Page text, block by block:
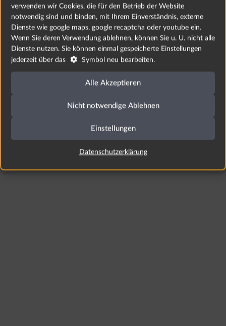
verwenden wir Cookies, die für den Betrieb der Website
notwendig sind und binden, mit Ihrem Einverständnis, externe
Dienste wie google maps, google recaptcha oder youtube ein.
Wenn Sie deren Verwendung ablehnen, können Sie u. U. nicht alle
Dienste nutzen. Sie können einmal gespeicherte Einstellungen
jederzeit über das
 Symbol neu bearbeiten.
Alle Akzeptieren
Nicht notwendige Ablehnen
Einstellungen
Datenschutzerklärung
über persönliche und sachliche Verhältnisse einer
bestimmten oder bestimmbaren natürlichen Person. Dies
können z. B. Name, Anschrift, Geburtsdatum, Beruf und
Bankverbindung oder andere sensible Daten sein.Wir
erheben und verwenden personenbezogene Daten
ausschließlich im Rahmen der Bestimmungen des
Datenschutzrechts der Bundesrepublik Deutschland.